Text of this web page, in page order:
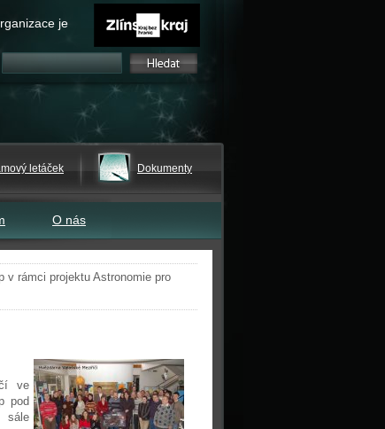
je
letáček Dokumenty
O nás
v rámci projektu Astronomie pro
ve
pod